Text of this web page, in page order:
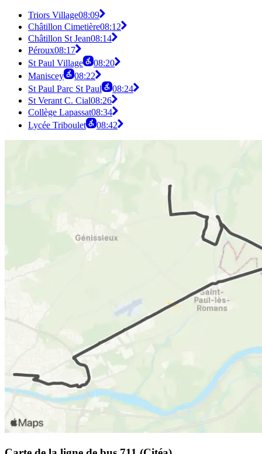
Triors Village08:09
Châtillon Cimetière08:12
Châtillon St Jean08:14
Péroux08:17
St Paul Village
08:20
Maniscey
08:22
St Paul Parc St Paul
08:24
St Verant C. Cial08:26
Collège Lapassat08:34
Lycée Triboulet
08:42